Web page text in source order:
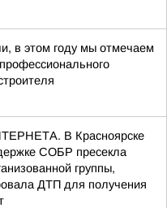
в этом году мы отмечаем
В Красноярске
СОБР пресекла
группы,
ДТП для получения